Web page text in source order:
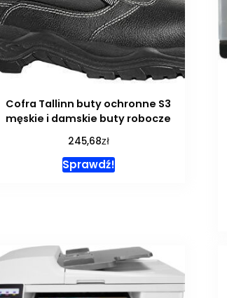
Cofra Tallinn buty ochronne S3
męskie i damskie buty robocze
245,68zł
Sprawdź!